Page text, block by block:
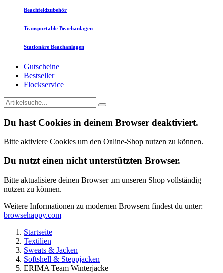
Beachfeldzubehör
Transportable Beachanlagen
Stationäre Beachanlagen
Gutscheine
Bestseller
Flockservice
Du hast Cookies in deinem Browser deaktiviert.
Bitte aktiviere Cookies um den Online-Shop nutzen zu können.
Du nutzt einen nicht unterstützten Browser.
Bitte aktualisiere deinen Browser um unseren Shop vollständig
nutzen zu können.
Weitere Informationen zu modernen Browsern findest du unter:
browsehappy.com
Startseite
Textilien
Sweats & Jacken
Softshell & Steppjacken
ERIMA Team Winterjacke